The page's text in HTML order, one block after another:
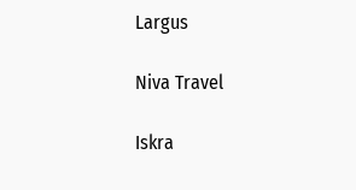
Largus
Niva Travel
Iskra